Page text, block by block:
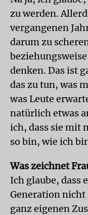
zu werden.
vergangenen
darum zu
denken. Das ist
das zu tun, was
was Leute
natürlich etwas
ich, dass sie mit
so bin, wie ich
Was zeichnet
Ich glaube, dass
Generation
ganz eigenen